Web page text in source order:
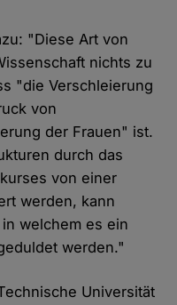
"Diese Art von
nichts zu
"die Verschleierung
von
der Frauen" ist.
durch das
von einer
werden, kann
welchem es ein
werden."
Universität